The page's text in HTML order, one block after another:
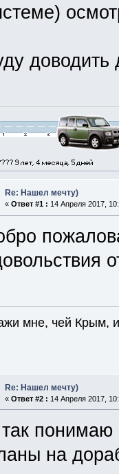
доводить
Re: Нашел мечту)
«Ответ #1 : 14 Апреля 2017,
мне, чей Крым,
Re: Нашел мечту)
«Ответ #2 : 14 Апреля 2017,
на